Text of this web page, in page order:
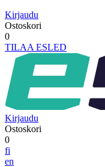
Kirjaudu
Ostoskori
0
TILAA ESLED
Kirjaudu
Ostoskori
0
fi
en